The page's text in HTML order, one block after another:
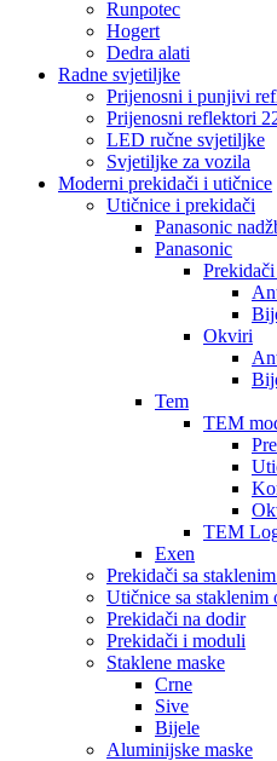
Runpotec
Hogert
Dedra alati
Radne svjetiljke
Prijenosni i punjivi
Prijenosni reflektori
LED ručne svjetiljke
Svjetiljke za vozila
Moderni prekidači i utičnice
Utičnice i prekidači
Panasonic
Panasonic
Okviri
Tem
TEM
TEM
Exen
Prekidači sa
Utičnice sa staklenim
Prekidači na dodir
Prekidači i moduli
Staklene maske
Crne
Sive
Bijele
Aluminijske maske